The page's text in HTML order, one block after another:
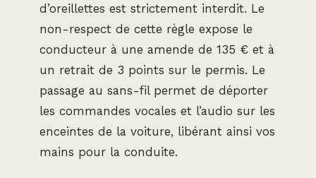
d’oreillettes est strictement interdit. Le
non-respect de cette règle expose le
conducteur à une amende de 135 € et à
un retrait de 3 points sur le permis. Le
passage au sans-fil permet de déporter
les commandes vocales et l’audio sur les
enceintes de la voiture, libérant ainsi vos
mains pour la conduite.